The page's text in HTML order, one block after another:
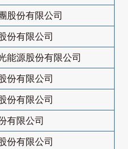
股份有限公司
份有限公司
能源股份有限公司
份有限公司
份有限公司
有限公司
份有限公司